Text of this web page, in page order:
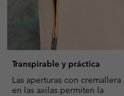
Transpirable y práctica
Las aperturas con cremallera
en las axilas permiten la